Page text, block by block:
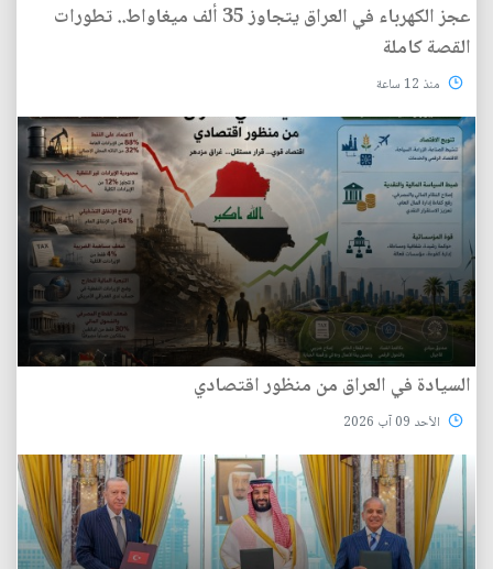
عجز الكهرباء في العراق يتجاوز 35 ألف ميغاواط.. تطورات
القصة كاملة
منذ 12 ساعة
السيادة في العراق من منظور اقتصادي
الأحد 09 آب 2026